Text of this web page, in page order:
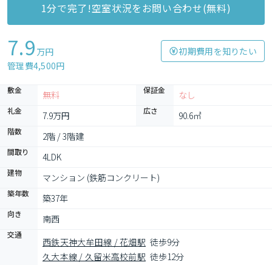
1分で完了!空室状況をお問い合わせ(無料)
7.9 万円
管理費4,500円
初期費用を知りたい
敷金 無料 保証金 なし
礼金 7.9万円 広さ 90.6㎡
階数 2階 / 3階建
間取り 4LDK
建物 マンション (鉄筋コンクリート)
築年数 築37年
向き 南西
交通
西鉄天神大牟田線 / 花畑駅 徒歩9分
久大本線 / 久留米高校前駅 徒歩12分